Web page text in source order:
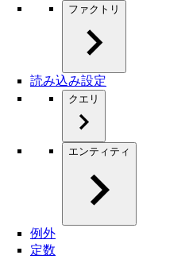
ファクトリ
読み込み設定
クエリ
エンティティ
例外
定数